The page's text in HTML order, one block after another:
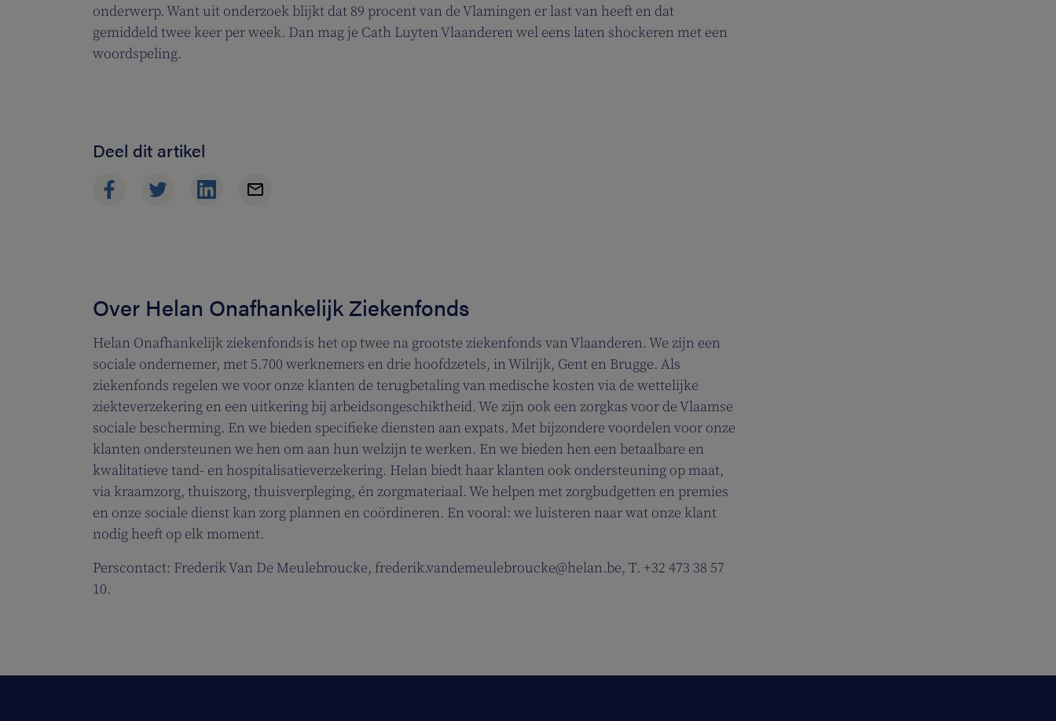
onderwerp. Want uit onderzoek blijkt dat 89 procent van de Vlamingen er last van heeft en dat
gemiddeld twee keer per week. Dan mag je Cath Luyten Vlaanderen wel eens laten shockeren met een
woordspeling.
Deel dit artikel
Over Helan Onafhankelijk Ziekenfonds
Helan Onafhankelijk ziekenfonds is het op twee na grootste ziekenfonds van Vlaanderen. We zijn een
sociale ondernemer, met 5.700 werknemers en drie hoofdzetels, in Wilrijk, Gent en Brugge. Als
ziekenfonds regelen we voor onze klanten de terugbetaling van medische kosten via de wettelijke
ziekteverzekering en een uitkering bij arbeidsongeschiktheid. We zijn ook een zorgkas voor de Vlaamse
sociale bescherming. En we bieden specifieke diensten aan expats. Met bijzondere voordelen voor onze
klanten ondersteunen we hen om aan hun welzijn te werken. En we bieden hen een betaalbare en
kwalitatieve tand- en hospitalisatieverzekering. Helan biedt haar klanten ook ondersteuning op maat,
via kraamzorg, thuiszorg, thuisverpleging, én zorgmateriaal. We helpen met zorgbudgetten en premies
en onze sociale dienst kan zorg plannen en coördineren. En vooral: we luisteren naar wat onze klant
nodig heeft op elk moment.
Perscontact: Frederik Van De Meulebroucke, frederik.vandemeulebroucke@helan.be, T. +32 473 38 57
10.